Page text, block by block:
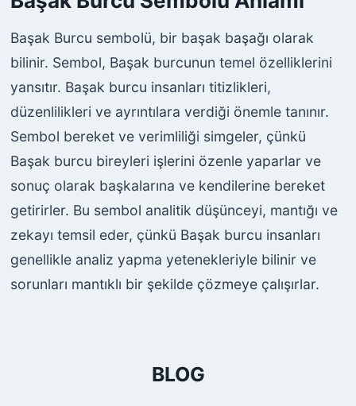
o
e
Başak Burcu sembolü, bir başak başağı olarak
bilinir. Sembol, Başak burcunun temel özelliklerini
yansıtır. Başak burcu insanları titizlikleri,
düzenlilikleri ve ayrıntılara verdiği önemle tanınır.
Sembol bereket ve verimliliği simgeler, çünkü
Başak burcu bireyleri işlerini özenle yaparlar ve
sonuç olarak başkalarına ve kendilerine bereket
getirirler. Bu sembol analitik düşünceyi, mantığı ve
zekayı temsil eder, çünkü Başak burcu insanları
genellikle analiz yapma yetenekleriyle bilinir ve
sorunları mantıklı bir şekilde çözmeye çalışırlar.
BLOG